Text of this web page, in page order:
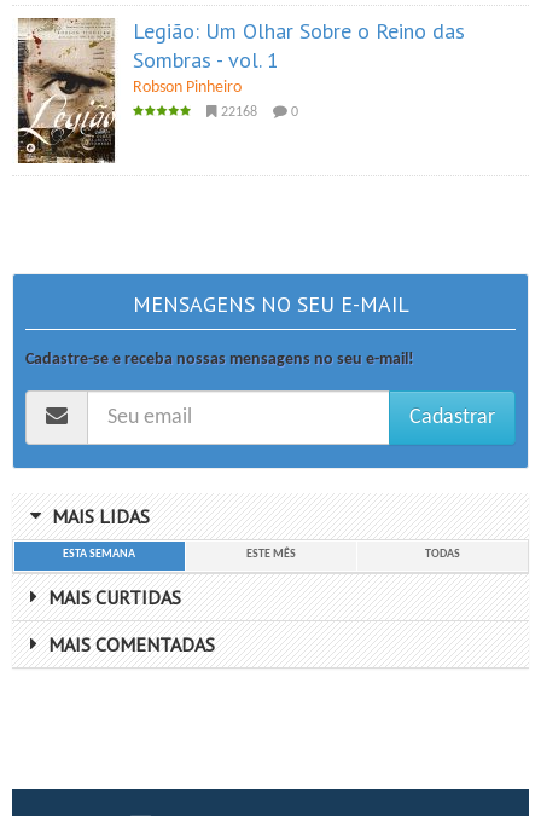
Legião: Um Olhar Sobre o Reino das
Sombras - vol. 1
Robson Pinheiro
22168 0
MENSAGENS NO SEU E-MAIL
Cadastre-se e receba nossas mensagens no seu e-mail!
Cadastrar
MAIS LIDAS
ESTA SEMANA ESTE MÊS TODAS
MAIS CURTIDAS
MAIS COMENTADAS